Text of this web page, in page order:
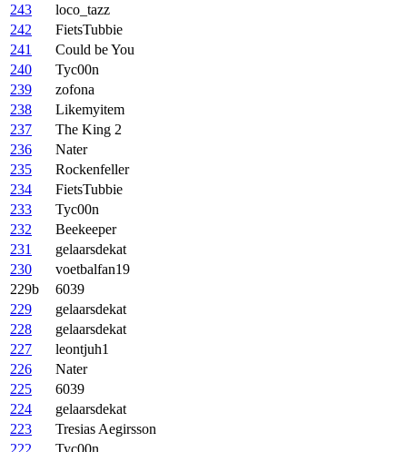
243
loco_tazz
242
FietsTubbie
241
Could be You
240
Tyc00n
239
zofona
238
Likemyitem
237
The King 2
236
Nater
235
Rockenfeller
234
FietsTubbie
233
Tyc00n
232
Beekeeper
231
gelaarsdekat
230
voetbalfan19
229b
6039
229
gelaarsdekat
228
gelaarsdekat
227
leontjuh1
226
Nater
225
6039
224
gelaarsdekat
223
Tresias Aegirsson
222
Tyc00n